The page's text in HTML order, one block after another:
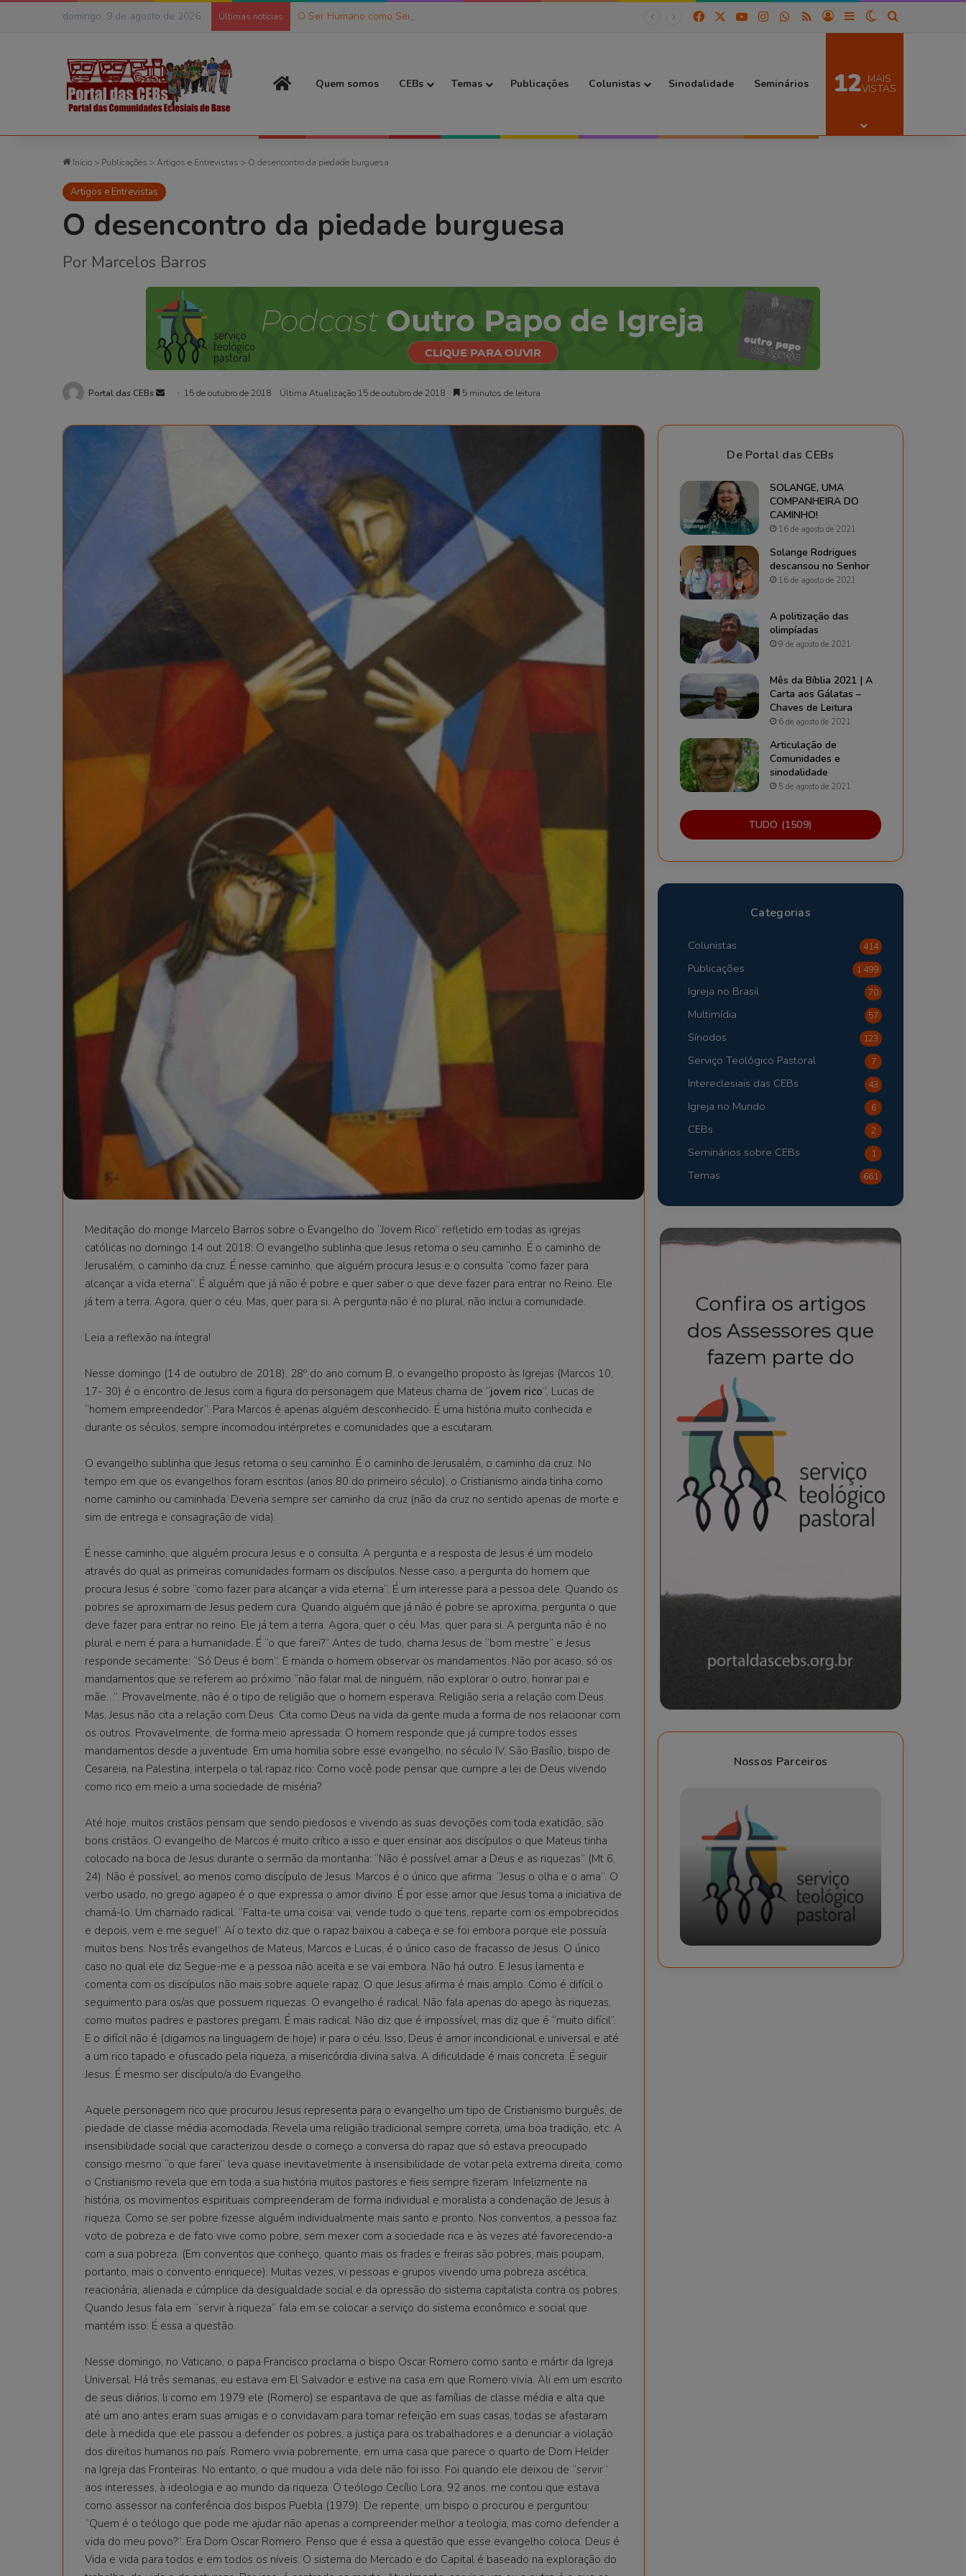
domingo, 9 de agosto de 2026 Últimas notícias O Ser Humano como Ser de Práxis (6) Facebook YouTubeInstagramWhatsApp
RSS Entrar Barra Lateral
Switch skin
Procurar por
Página Inicial
Quem somos CEBs Temas Publicações Colunistas Sinodalidade Seminários 12 MAIS
VISTAS
Início > Publicações >Artigos e Entrevistas > O desencontro da piedade burguesa
Artigos e Entrevistas
O desencontro da piedade burguesa
Por Marcelos Barros
Portal das CEBs
Mande
e-
15 de outubro de 2018 Última Atualização 15 de outubro de 2018 5 minutos de leitura
Meditação do monge Marcelo Barros sobre o Evangelho do “Jovem Rico” refletido em todas as igrejas
católicas no domingo 14 out 2018: O evangelho sublinha que Jesus retoma o seu caminho. É o caminho de
Jerusalém, o caminho da cruz. É nesse caminho, que alguém procura Jesus e o consulta “como fazer para
alcançar a vida eterna”. É alguém que já não é pobre e quer saber o que deve fazer para entrar no Reino. Ele
já tem a terra. Agora, quer o céu. Mas, quer para si. A pergunta não é no plural, não inclui a comunidade.
Leia a reflexão na íntegra!
Nesse domingo (14 de outubro de 2018), 28º do ano comum B, o evangelho proposto às Igrejas (Marcos 10,
17- 30) é o encontro de Jesus com a figura do personagem que Mateus chama de “jovem rico”, Lucas de
“homem empreendedor”. Para Marcos é apenas alguém desconhecido. É uma história muito conhecida e
durante os séculos, sempre incomodou intérpretes e comunidades que a escutaram.
O evangelho sublinha que Jesus retoma o seu caminho. É o caminho de Jerusalém, o caminho da cruz. No
tempo em que os evangelhos foram escritos (anos 80 do primeiro século), o Cristianismo ainda tinha como
nome caminho ou caminhada. Deveria sempre ser caminho da cruz (não da cruz no sentido apenas de morte e
sim de entrega e consagração de vida).
É nesse caminho, que alguém procura Jesus e o consulta. A pergunta e a resposta de Jesus é um modelo
através do qual as primeiras comunidades formam os discípulos. Nesse caso, a pergunta do homem que
procura Jesus é sobre “como fazer para alcançar a vida eterna”. É um interesse para a pessoa dele. Quando os
pobres se aproximam de Jesus pedem cura. Quando alguém que já não é pobre se aproxima, pergunta o que
deve fazer para entrar no reino. Ele já tem a terra. Agora, quer o céu. Mas, quer para si. A pergunta não é no
plural e nem é para a humanidade. É “o que farei?” Antes de tudo, chama Jesus de “bom mestre” e Jesus
responde secamente: “Só Deus é bom”. E manda o homem observar os mandamentos. Não por acaso, só os
mandamentos que se referem ao próximo “não falar mal de ninguém, não explorar o outro, honrar pai e
mãe…”. Provavelmente, não é o tipo de religião que o homem esperava. Religião seria a relação com Deus.
Mas, Jesus não cita a relação com Deus. Cita como Deus na vida da gente muda a forma de nos relacionar com
os outros. Provavelmente, de forma meio apressada: O homem responde que já cumpre todos esses
mandamentos desde a juventude. Em uma homilia sobre esse evangelho, no século IV, São Basílio, bispo de
Cesareia, na Palestina, interpela o tal rapaz rico: Como você pode pensar que cumpre a lei de Deus vivendo
como rico em meio a uma sociedade de miséria?
Até hoje, muitos cristãos pensam que sendo piedosos e vivendo as suas devoções com toda exatidão, são
bons cristãos. O evangelho de Marcos é muito crítico a isso e quer ensinar aos discípulos o que Mateus tinha
colocado na boca de Jesus durante o sermão da montanha: “Não é possível amar a Deus e as riquezas” (Mt 6,
24). Não é possível, ao menos como discípulo de Jesus. Marcos é o único que afirma: “Jesus o olha e o ama”. O
verbo usado, no grego agapeo é o que expressa o amor divino. É por esse amor que Jesus toma a iniciativa de
chamá-lo. Um chamado radical. “Falta-te uma coisa: vai, vende tudo o que tens, reparte com os empobrecidos
e depois, vem e me segue!” Aí o texto diz que o rapaz baixou a cabeça e se foi embora porque ele possuía
muitos bens. Nos três evangelhos de Mateus, Marcos e Lucas, é o único caso de fracasso de Jesus. O único
caso no qual ele diz Segue-me e a pessoa não aceita e se vai embora. Não há outro. E Jesus lamenta e
comenta com os discípulos não mais sobre aquele rapaz. O que Jesus afirma é mais amplo. Como é difícil o
seguimento para os/as que possuem riquezas. O evangelho é radical. Não fala apenas do apego às riquezas,
como muitos padres e pastores pregam. É mais radical. Não diz que é impossível, mas diz que é “muito difícil”.
E o difícil não é (digamos na linguagem de hoje) ir para o céu. Isso, Deus é amor incondicional e universal e até
a um rico tapado e ofuscado pela riqueza, a misericórdia divina salva. A dificuldade é mais concreta. É seguir
Jesus. É mesmo ser discípulo/a do Evangelho.
Aquele personagem rico que procurou Jesus representa para o evangelho um tipo de Cristianismo burguês, de
piedade de classe média acomodada. Revela uma religião tradicional sempre correta, uma boa tradição, etc. A
insensibilidade social que caracterizou desde o começo a conversa do rapaz que só estava preocupado
consigo mesmo “o que farei” leva quase inevitavelmente à insensibilidade de votar pela extrema direita, como
o Cristianismo revela que em toda a sua história muitos pastores e fieis sempre fizeram. Infelizmente na
história, os movimentos espirituais compreenderam de forma individual e moralista a condenação de Jesus à
riqueza. Como se ser pobre fizesse alguém individualmente mais santo e pronto. Nos conventos, a pessoa faz
voto de pobreza e de fato vive como pobre, sem mexer com a sociedade rica e às vezes até favorecendo-a
com a sua pobreza. (Em conventos que conheço, quanto mais os frades e freiras são pobres, mais poupam,
portanto, mais o convento enriquece). Muitas vezes, vi pessoas e grupos vivendo uma pobreza ascética,
reacionária, alienada e cúmplice da desigualdade social e da opressão do sistema capitalista contra os pobres.
Quando Jesus fala em “servir à riqueza” fala em se colocar a serviço do sistema econômico e social que
mantém isso. É essa a questão.
Nesse domingo, no Vaticano, o papa Francisco proclama o bispo Oscar Romero como santo e mártir da Igreja
Universal. Há três semanas, eu estava em El Salvador e estive na casa em que Romero vivia. Ali em um escrito
de seus diários, li como em 1979 ele (Romero) se espantava de que as famílias de classe média e alta que
até um ano antes eram suas amigas e o convidavam para tomar refeição em suas casas, todas se afastaram
dele à medida que ele passou a defender os pobres, a justiça para os trabalhadores e a denunciar a violação
dos direitos humanos no país. Romero vivia pobremente, em uma casa que parece o quarto de Dom Helder
na Igreja das Fronteiras. No entanto, o que mudou a vida dele não foi isso. Foi quando ele deixou de “servir”
aos interesses, à ideologia e ao mundo da riqueza. O teólogo Cecílio Lora, 92 anos, me contou que estava
como assessor na conferência dos bispos Puebla (1979). De repente, um bispo o procurou e perguntou:
“Quem é o teólogo que pode me ajudar não apenas a compreender melhor a teologia, mas como defender a
vida do meu povo?”. Era Dom Oscar Romero. Penso que é essa a questão que esse evangelho coloca. Deus é
Vida e vida para todos e em todos os níveis. O sistema do Mercado e do Capital é baseado na exploração do
De Portal das CEBs
SOLANGE, UMA
COMPANHEIRA DO
CAMINHO!
16 de agosto de 2021
Solange Rodrigues
descansou no Senhor
16 de agosto de 2021
A politização das
olimpíadas
9 de agosto de 2021
Mês da Bíblia 2021 | A
Carta aos Gálatas –
Chaves de Leitura
6 de agosto de 2021
Articulação de
Comunidades e
sinodalidade
5 de agosto de 2021
TUDO (1509)
Categorias
Colunistas 414
Publicações 1.499
Igreja no Brasil 70
Multimídia 57
Sínodos 123
Serviço Teológico Pastoral 7
Intereclesiais das CEBs 43
Igreja no Mundo 6
CEBs 2
Seminários sobre CEBs 1
Temas 661
Nossos Parceiros